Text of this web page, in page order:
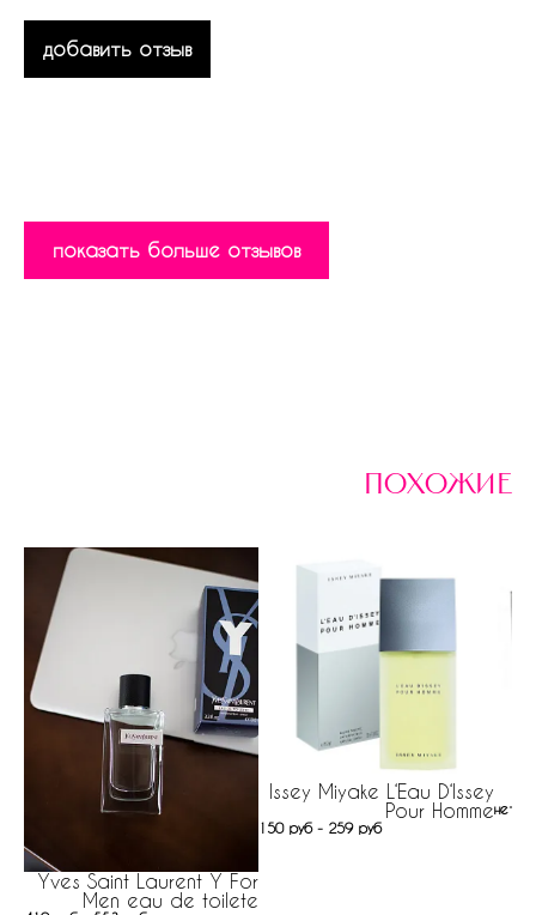
добавить отзыв
показать больше отзывов
похожие
Yves Saint Laurent Y For
Men eau de toilete
Issey Miyake L‘Eau D‘Issey
Pour Homme
150 руб - 259 руб
нет